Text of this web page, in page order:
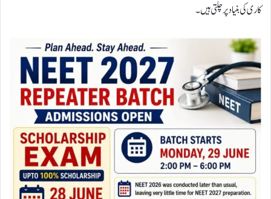
کاری کی بنیاد پر چلتی ہیں۔